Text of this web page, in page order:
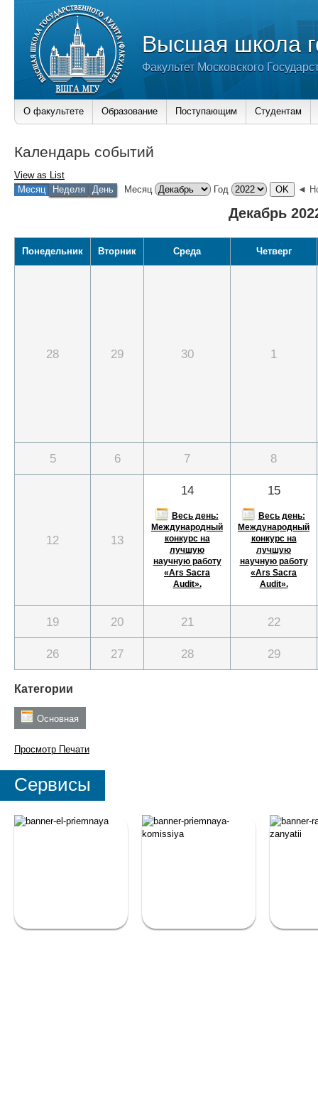
Высшая школа
Факультет Московского
О факультете Образование Поступающим Студентам
Календарь событий
View as List
Месяц
Неделя День Месяц Год ◄
Декабрь
Понедельник Вторник Среда Четверг
28 29 30 1
5 6 7 8
12 13
14
Весь день:
Международный
конкурс на
лучшую
научную работу
«Ars Sacra
Audit».
15
Весь день:
Международный
конкурс на
лучшую
научную работу
«Ars Sacra
Audit».
19 20 21 22
26 27 28 29
Категории
Основная
Просмотр Печати
Сервисы